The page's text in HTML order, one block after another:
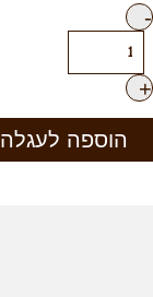
-
+
הוספה לעגלה